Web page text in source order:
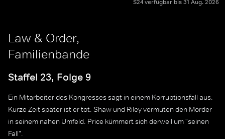
S24 verfügbar bis 31 Aug. 2026
Law & Order,
Familienbande
Staffel 23, Folge 9
Ein Mitarbeiter des Kongresses sagt in einem Korruptionsfall aus.
Kurze Zeit später ist er tot. Shaw und Riley vermuten den Mörder
in seinem nahen Umfeld. Price kümmert sich derweil um "seinen
Fall".